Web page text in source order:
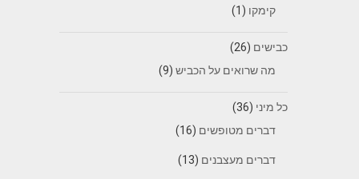
קימקו (1)
כבישים (26)
מה שרואים על הכביש(9)
כל מיני (36)
דברים מטופשים (16)
דברים מעצבנים (13)